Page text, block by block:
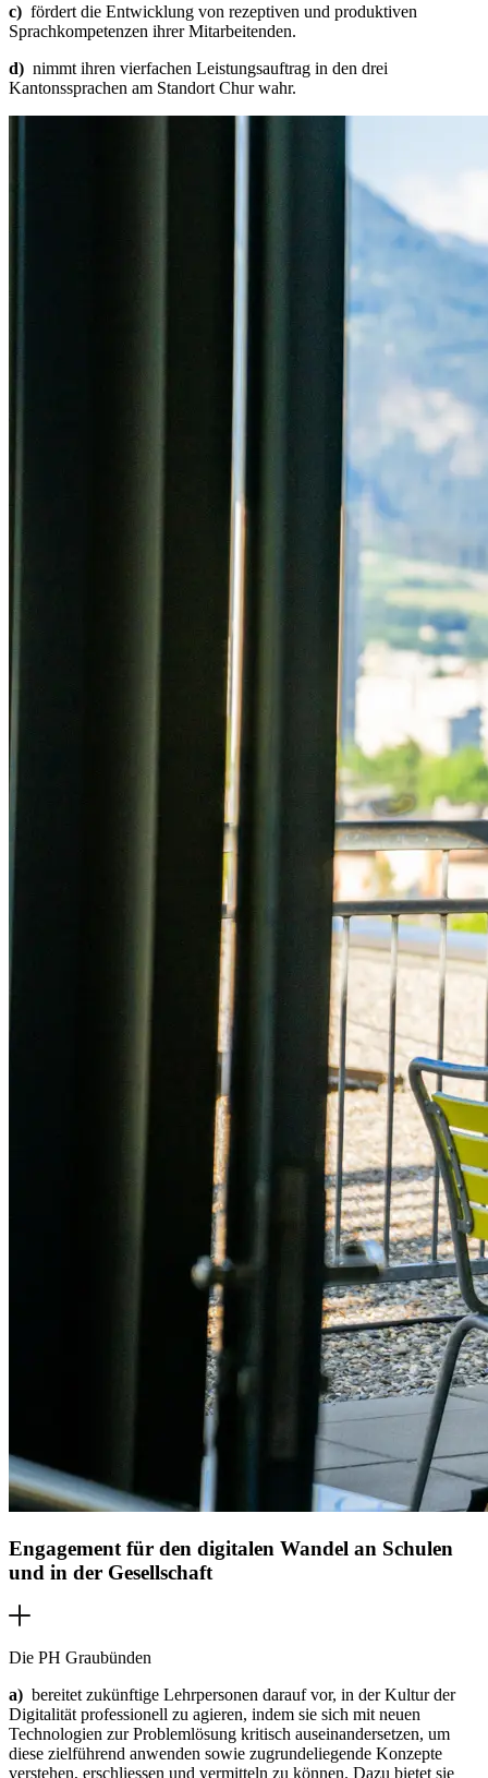
c) fördert die Entwicklung von rezeptiven und produktiven
Sprachkompetenzen ihrer Mitarbeitenden.
d) nimmt ihren vierfachen Leistungsauftrag in den drei
Kantonssprachen am Standort Chur wahr.
Engagement für den digitalen Wandel an Schulen
und in der Gesellschaft
Die PH Graubünden
a) bereitet zukünftige Lehrpersonen darauf vor, in der Kultur der
Digitalität professionell zu agieren, indem sie sich mit neuen
Technologien zur Problemlösung kritisch auseinandersetzen, um
diese zielführend anwenden sowie zugrundeliegende Konzepte
verstehen, erschliessen und vermitteln zu können. Dazu bietet sie